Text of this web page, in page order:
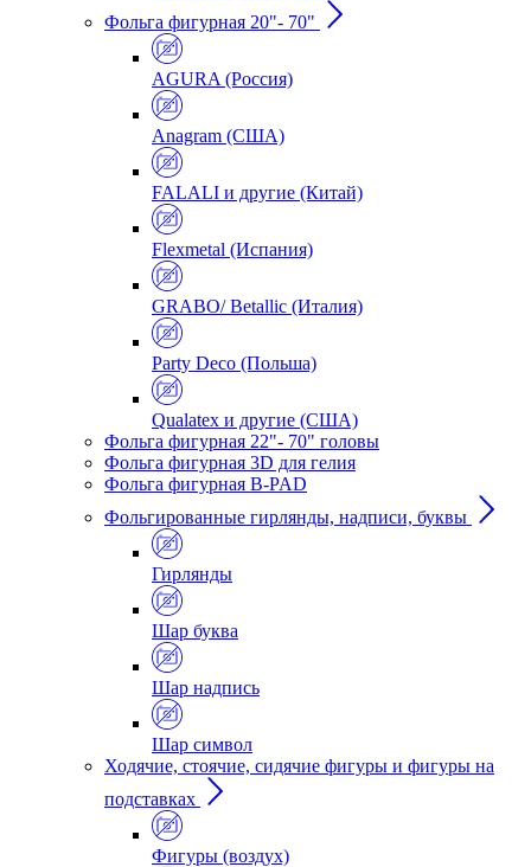
Фольга фигурная 20"- 70"
AGURA (Россия)
Anagram (США)
FALALI и другие (Китай)
Flexmetal (Испания)
GRABO/ Betallic (Италия)
Party Deco (Польша)
Qualatex и другие (США)
Фольга фигурная 22"- 70" головы
Фольга фигурная 3D для гелия
Фольга фигурная B-PAD
Фольгированные гирлянды, надписи, буквы
Гирлянды
Шар буква
Шар надпись
Шар символ
Ходячие, стоячие, сидячие фигуры и фигуры на
подставках
Фигуры (воздух)